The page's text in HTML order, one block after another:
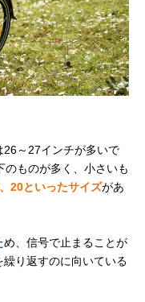
～27インチが多いで
ものが多く、小さいも
20といったサイズがあ
め、信号で止まることが
り返すのに向いている